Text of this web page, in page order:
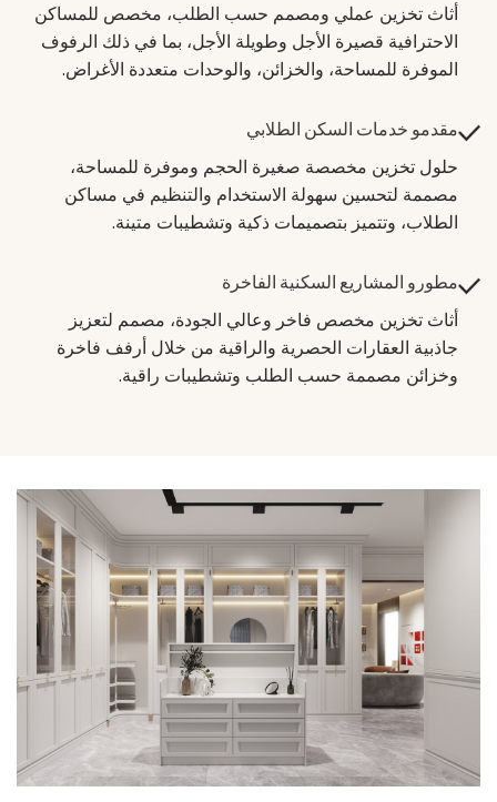
أثاث تخزين عملي ومصمم حسب الطلب، مخصص للمساكن
الاحترافية قصيرة الأجل وطويلة الأجل، بما في ذلك الرفوف
الموفرة للمساحة، والخزائن، والوحدات متعددة الأغراض.
مقدمو خدمات السكن الطلابي
حلول تخزين مخصصة صغيرة الحجم وموفرة للمساحة،
مصممة لتحسين سهولة الاستخدام والتنظيم في مساكن
الطلاب، وتتميز بتصميمات ذكية وتشطيبات متينة.
مطورو المشاريع السكنية الفاخرة
أثاث تخزين مخصص فاخر وعالي الجودة، مصمم لتعزيز
جاذبية العقارات الحصرية والراقية من خلال أرفف فاخرة
وخزائن مصممة حسب الطلب وتشطيبات راقية.